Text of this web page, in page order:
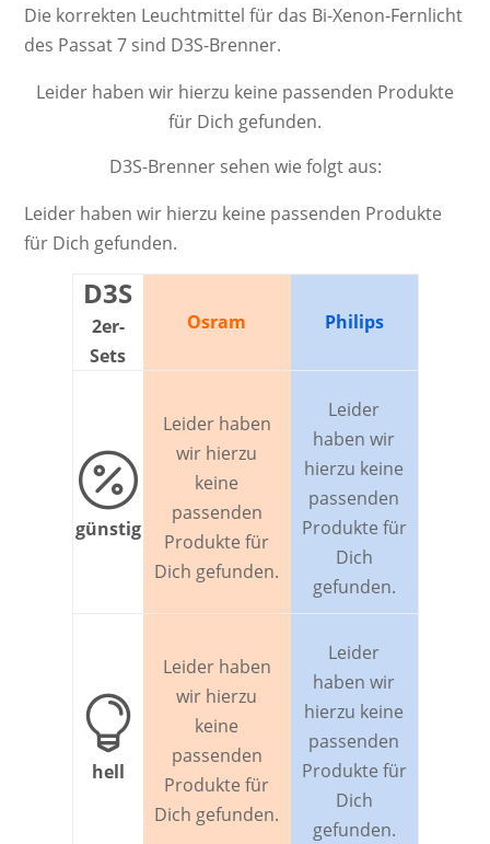
Die kor­rek­ten Leucht­mittel für das Bi-Xenon-Fernlicht
des Passat 7 sind D3S-Brenner.
Leider haben wir hierzu keine passenden Produkte
für Dich gefunden.
D3S-Brenner sehen wie folgt aus:
Leider haben wir hierzu keine passenden Produkte
für Dich gefunden.
D3S
2er-
Sets
Osram Philips

günstig
Leider haben
wir hierzu
keine
passenden
Produkte für
Dich gefunden.
Leider
haben wir
hierzu keine
passenden
Produkte für
Dich
gefunden.

hell
Leider haben
wir hierzu
keine
passenden
Produkte für
Dich gefunden.
Leider
haben wir
hierzu keine
passenden
Produkte für
Dich
gefunden.